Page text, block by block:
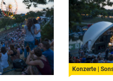
Konzerte |